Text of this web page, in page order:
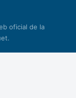
oficial de la